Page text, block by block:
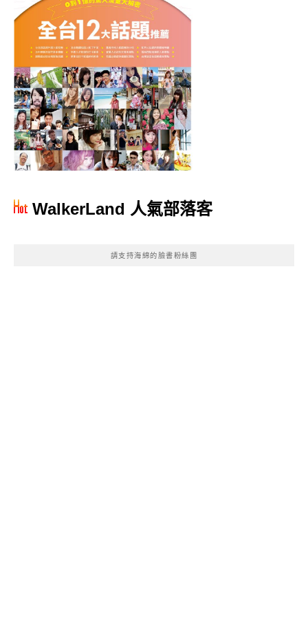
WalkerLand 人氣部落客
請支持海綿的臉書粉絲團